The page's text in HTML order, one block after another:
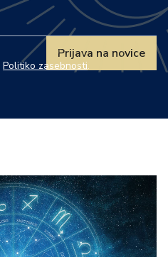
Prijava na novice
Politiko zasebnosti.